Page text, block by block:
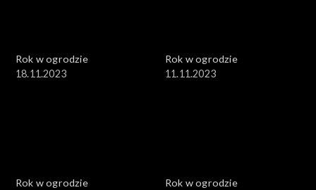
Rok w ogrodzie
18.11.2023
Rok w ogrodzie
11.11.2023
Rok w ogrodzie
Rok w ogrodzie